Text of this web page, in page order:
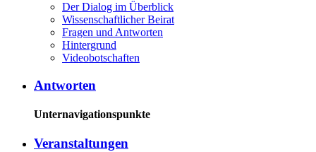
Der Dia­log im Über­blick
Wis­sen­schaft­li­cher Bei­rat
Fra­gen und Ant­wor­ten
Hin­ter­grund
Vi­deo­bot­schaf­ten
Antworten
Unternavigationspunkte
Veranstaltungen